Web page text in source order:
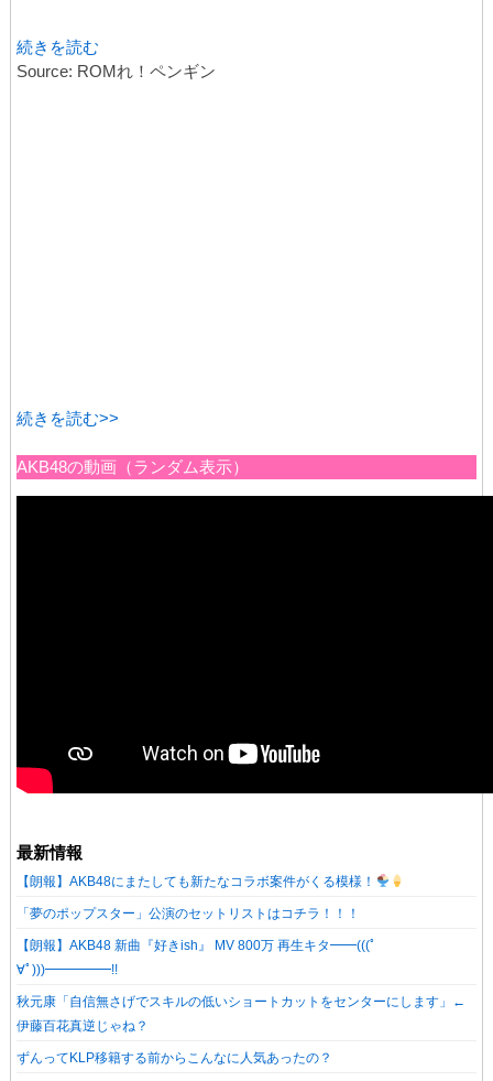
続きを読む
Source: ROMれ！ペンギン
続きを読む>>
AKB48の動画（ランダム表示）
最新情報
【朗報】AKB48にまたしても新たなコラボ案件がくる模様！
「夢のポップスター」公演のセットリストはコチラ！！！
【朗報】AKB48 新曲『好きish』 MV 800万 再生キタ━━(((ﾟ
∀ﾟ)))━━━━━!!
秋元康「自信無さげでスキルの低いショートカットをセンターにします」←
伊藤百花真逆じゃね？
ずんってKLP移籍する前からこんなに人気あったの？